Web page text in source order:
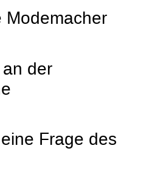
Modemacher
der
Frage des